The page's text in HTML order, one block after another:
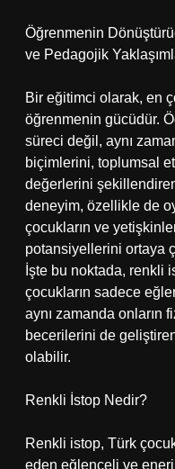
Öğrenmenin
ve Pedagojik
Bir eğitimci olarak, en
öğrenmenin gücüdür.
süreci değil, aynı
biçimlerini, toplumsal
değerlerini
deneyim, özellikle de
çocukların ve
potansiyellerini ortaya
İşte bu noktada, renkli
çocukların sadece
aynı zamanda onların
becerilerini de
olabilir.
Renkli İstop Nedir?
Renkli istop, Türk
eden eğlenceli ve